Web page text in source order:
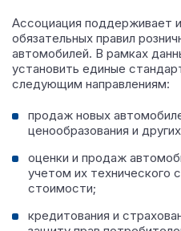
Ассоциация поддерживает
обязательных правил
автомобилей. В рамках
установить единые
следующим направлениям:
продаж новых
ценообразования и
оценки и продаж
учетом их технического
стоимости;
кредитования и